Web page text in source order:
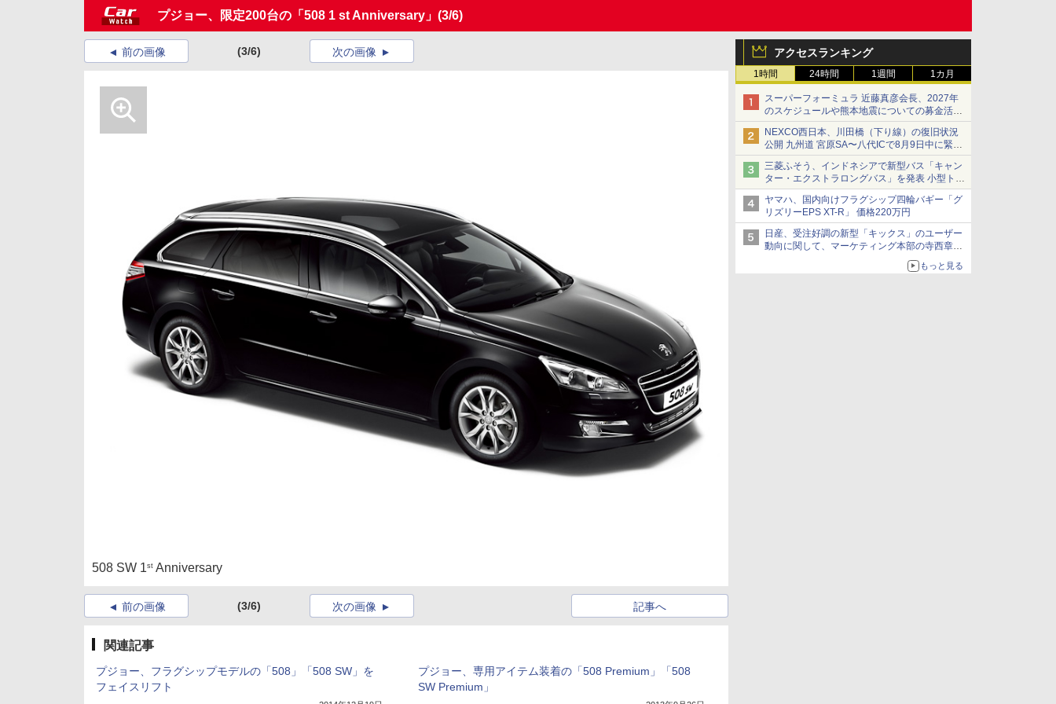
プジョー、限定200台の「508 1 st Anniversary」 (3/6)
アクセスランキング
1時間 24時間 1週間 1カ月
スーパーフォーミュラ 近藤真彦会長、2027年
のスケジュールや熊本地震についての募金活動
を紹介
NEXCO西日本、川田橋（下り線）の復旧状況
公開 九州道 宮原SA〜八代ICで8月9日中に緊急
車両を通行可能に
三菱ふそう、インドネシアで新型バス「キャン
ター・エクストラロングバス」を発表 小型トラ
ックベースの観光・旅客輸送向けバス
ヤマハ、国内向けフラグシップ四輪バギー「グ
リズリーEPS XT-R」 価格220万円
日産、受注好調の新型「キックス」のユーザー
動向に関して、マーケティング本部の寺西章氏
もっと見る
前の画像 (3/6) 次の画像
508 SW 1st Anniversary
前の画像 (3/6) 記事へ
次の画像
関連記事
プジョー、フラグシップモデルの「508」「508 SW」を
フェイスリフト
プジョー、専用アイテム装着の「508 Premium」「508
SW Premium」